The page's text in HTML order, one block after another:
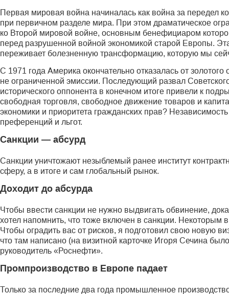
Первая мировая война начиналась как война за
при первичном разделе мира. При этом драматическое
ко Второй мировой войне, основным бенефициаром
перед разрушенной войной экономикой старой Европы.
переживает болезненную трансформацию, которую мы
С 1971 года Америка окончательно отказалась от
не ограниченной эмиссии. Последующий развал
исторического оппонента в конечном итоге привели к
свободная торговля, свободное движение товаров и
экономики и приоритета гражданских прав?
преференций и льгот.
Санкции — абсурд
Санкции уничтожают незыблемый ранее институт
сферу, а в итоге и сам глобальный рынок.
Доходит до абсурда
Чтобы ввести санкции не нужно выдвигать обвинение,
хотел напомнить, что тоже включен в санкции. Некоторым
Чтобы оградить вас от рисков, я подготовил свою новую
что там написано (на визитной карточке Игоря Сечина
руководитель «Роснефти».
Промпроизводство в Европе падает
Только за последние два года промышленное